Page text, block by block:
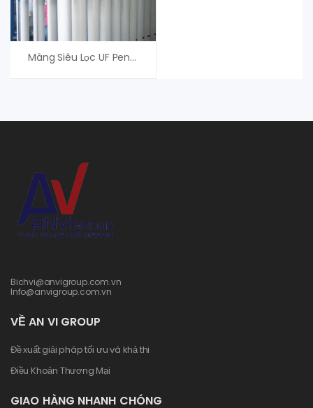
Màng Siêu Lọc UF Pentair X-Flow XF64
Bichvi@anvigroup.com.vn
Info@anvigroup.com.vn
VỀ AN VI GROUP
Đề xuất giải pháp tối ưu và khả thi
Điều Khoản Thương Mại
GIAO HÀNG NHANH CHÓNG